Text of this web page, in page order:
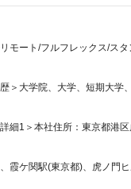
ート/フルフレックス/スタ
＞大学院、大学、短期大学
細1＞本社住所：東京都港
霞ケ関駅(東京都)、虎ノ門